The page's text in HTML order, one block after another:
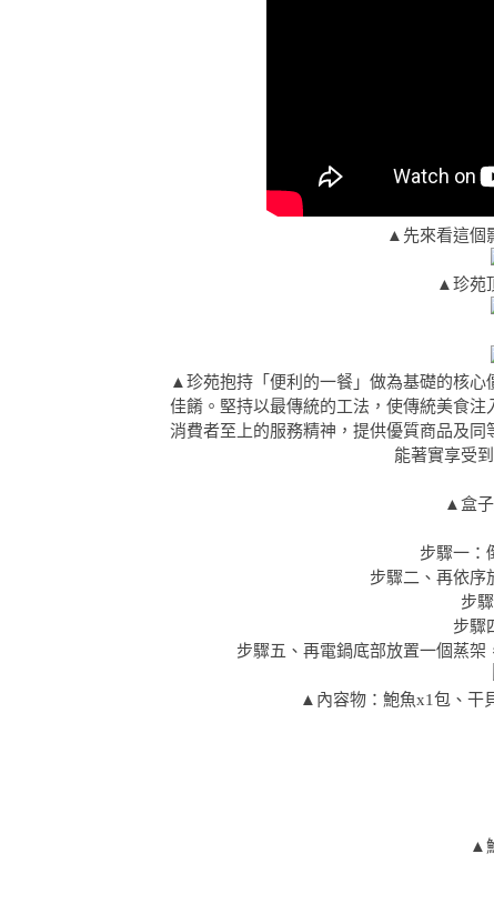
▲先來看這個
▲珍苑
▲珍苑抱持「便利的一餐」做為基礎的核心
佳餚。堅持以最傳統的工法，使傳統美食
消費者至上的服務精神，提供優質商品及
能著實享受
▲盒子
步驟一：
步驟二、再依序
步
步驟
步驟五、再電鍋底部放置一個蒸
▲內容物：鮑魚x1包、干
▲